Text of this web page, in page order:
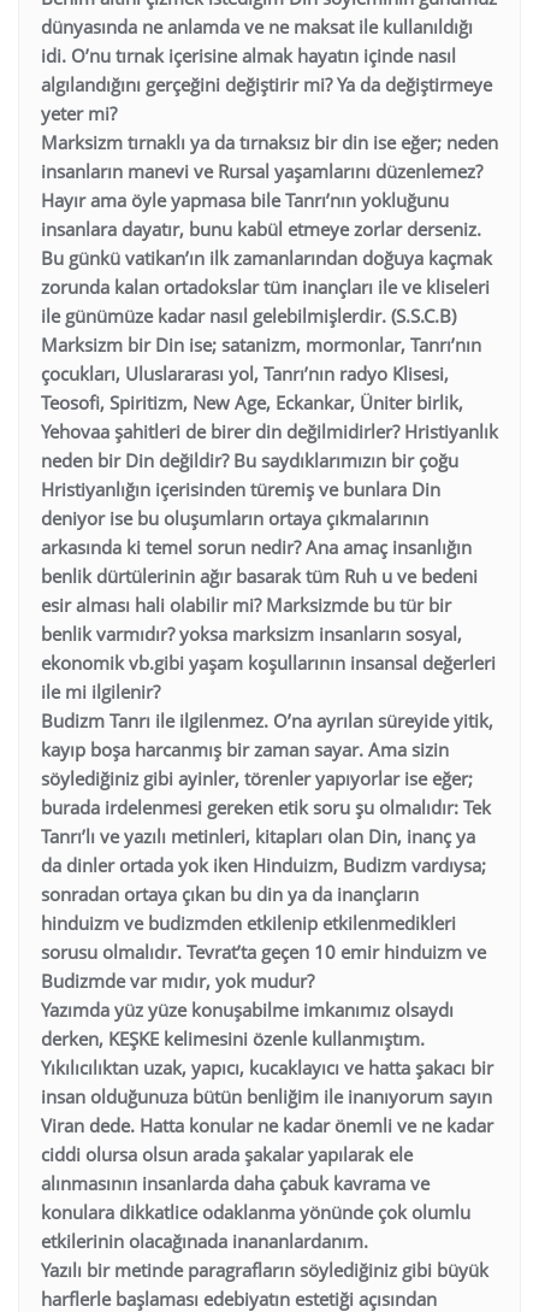
dünyasında ne anlamda ve ne maksat ile kullanıldığı
idi. O’nu tırnak içerisine almak hayatın içinde nasıl
algılandığını gerçeğini değiştirir mi? Ya da değiştirmeye
yeter mi?
Marksizm tırnaklı ya da tırnaksız bir din ise eğer; neden
insanların manevi ve Rursal yaşamlarını düzenlemez?
Hayır ama öyle yapmasa bile Tanrı’nın yokluğunu
insanlara dayatır, bunu kabül etmeye zorlar derseniz.
Bu günkü vatikan’ın ilk zamanlarından doğuya kaçmak
zorunda kalan ortadokslar tüm inançları ile ve kliseleri
ile günümüze kadar nasıl gelebilmişlerdir. (S.S.C.B)
Marksizm bir Din ise; satanizm, mormonlar, Tanrı’nın
çocukları, Uluslararası yol, Tanrı’nın radyo Klisesi,
Teosofi, Spiritizm, New Age, Eckankar, Üniter birlik,
Yehovaa şahitleri de birer din değilmidirler? Hristiyanlık
neden bir Din değildir? Bu saydıklarımızın bir çoğu
Hristiyanlığın içerisinden türemiş ve bunlara Din
deniyor ise bu oluşumların ortaya çıkmalarının
arkasında ki temel sorun nedir? Ana amaç insanlığın
benlik dürtülerinin ağır basarak tüm Ruh u ve bedeni
esir alması hali olabilir mi? Marksizmde bu tür bir
benlik varmıdır? yoksa marksizm insanların sosyal,
ekonomik vb.gibi yaşam koşullarının insansal değerleri
ile mi ilgilenir?
Budizm Tanrı ile ilgilenmez. O’na ayrılan süreyide yitik,
kayıp boşa harcanmış bir zaman sayar. Ama sizin
söylediğiniz gibi ayinler, törenler yapıyorlar ise eğer;
burada irdelenmesi gereken etik soru şu olmalıdır: Tek
Tanrı’lı ve yazılı metinleri, kitapları olan Din, inanç ya
da dinler ortada yok iken Hinduizm, Budizm vardıysa;
sonradan ortaya çıkan bu din ya da inançların
hinduizm ve budizmden etkilenip etkilenmedikleri
sorusu olmalıdır. Tevrat’ta geçen 10 emir hinduizm ve
Budizmde var mıdır, yok mudur?
Yazımda yüz yüze konuşabilme imkanımız olsaydı
derken, KEŞKE kelimesini özenle kullanmıştım.
Yıkılıcılıktan uzak, yapıcı, kucaklayıcı ve hatta şakacı bir
insan olduğunuza bütün benliğim ile inanıyorum sayın
Viran dede. Hatta konular ne kadar önemli ve ne kadar
ciddi olursa olsun arada şakalar yapılarak ele
alınmasının insanlarda daha çabuk kavrama ve
konulara dikkatlice odaklanma yönünde çok olumlu
etkilerinin olacağınada inananlardanım.
Yazılı bir metinde paragrafların söylediğiniz gibi büyük
harflerle başlaması edebiyatın estetiği açısından